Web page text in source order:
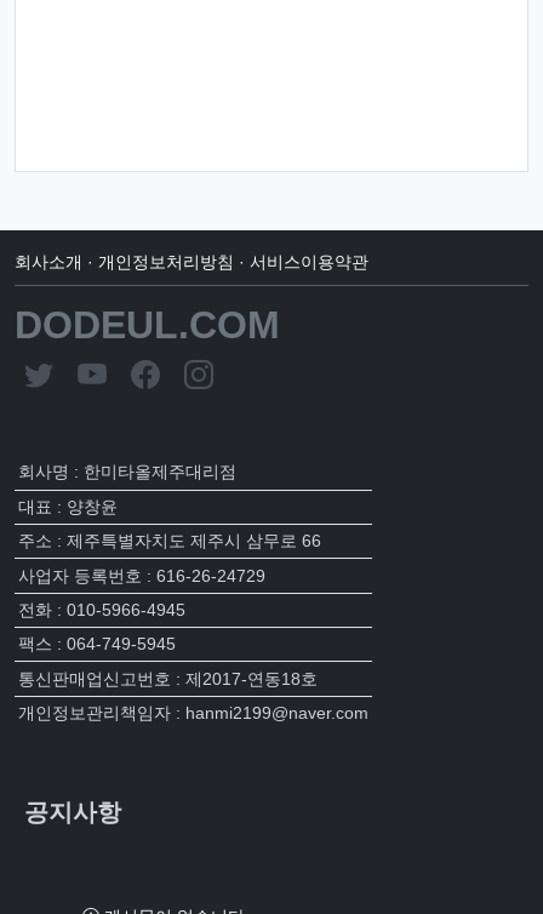
회사소개 · 개인정보처리방침 · 서비스이용약관
DODEUL.COM
회사명 : 한미타올제주대리점
대표 : 양창윤
주소 : 제주특별자치도 제주시 삼무로 66
사업자 등록번호 : 616-26-24729
전화 : 010-5966-4945
팩스 : 064-749-5945
통신판매업신고번호 : 제2017-연동18호
개인정보관리책임자 : hanmi2199@naver.com
공지사항